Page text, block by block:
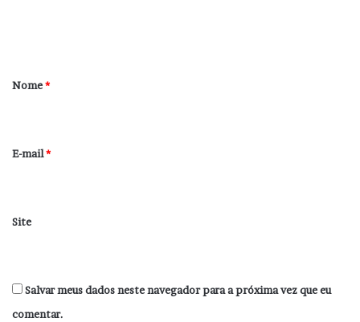
r
*
Nome*
E-mail*
Site
Salvar meus dados neste navegador para a próxima vez que eu
comentar.